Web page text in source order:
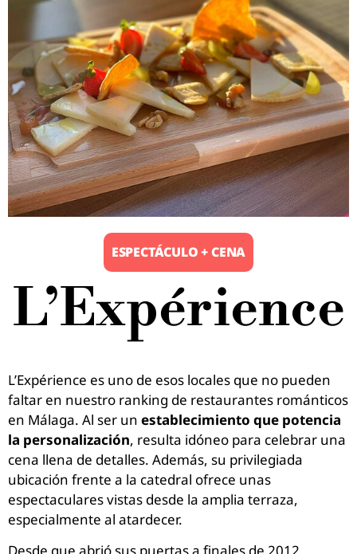
ESPECTÁCULO + CENA
L’Expérience
L’Expérience es uno de esos locales que no pueden
faltar en nuestro ranking de restaurantes románticos
en Málaga. Al ser un establecimiento que potencia
la personalización, resulta idóneo para celebrar una
cena llena de detalles. Además, su privilegiada
ubicación frente a la catedral ofrece unas
espectaculares vistas desde la amplia terraza,
especialmente al atardecer.